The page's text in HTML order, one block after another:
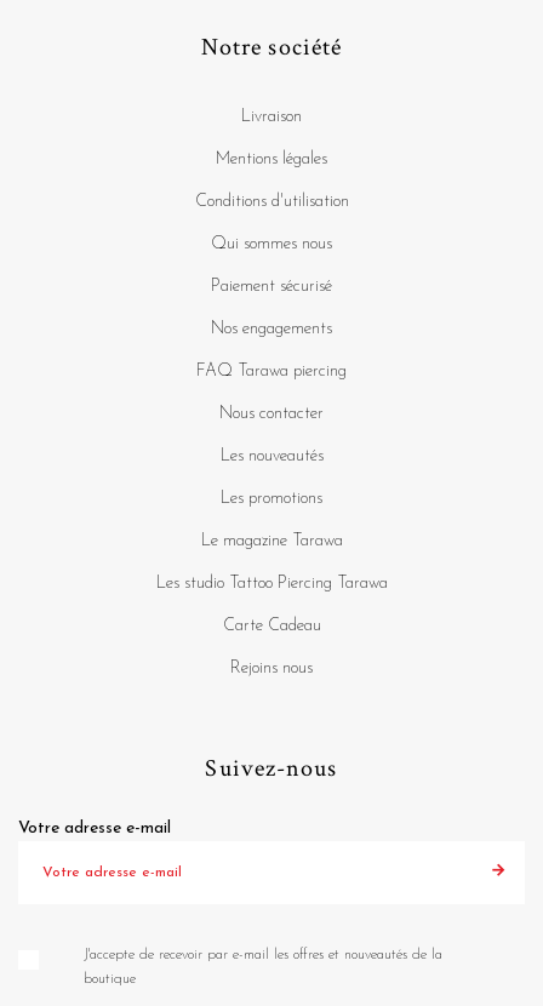
Notre société
Livraison
Mentions légales
Conditions d'utilisation
Qui sommes nous
Paiement sécurisé
Nos engagements
FAQ Tarawa piercing
Nous contacter
Les nouveautés
Les promotions
Le magazine Tarawa
Les studio Tattoo Piercing Tarawa
Carte Cadeau
Rejoins nous
Suivez-nous
Votre adresse e-mail
J'accepte de recevoir par e-mail les offres et nouveautés de la
boutique